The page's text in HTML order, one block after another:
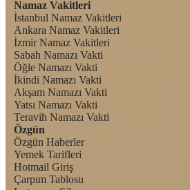
Namaz Vakitleri
İstanbul Namaz Vakitleri
Ankara Namaz Vakitleri
İzmir Namaz Vakitleri
Sabah Namazı Vakti
Öğle Namazı Vakti
İkindi Namazı Vakti
Akşam Namazı Vakti
Yatsı Namazı Vakti
Teravih Namazı Vakti
Özgün
Özgün Haberler
Yemek Tarifleri
Hotmail Giriş
Çarpım Tablosu